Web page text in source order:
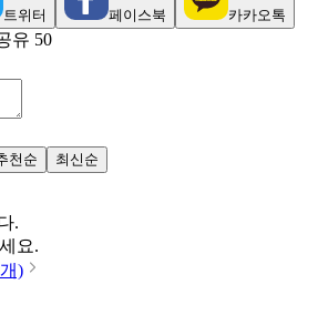
트위터 페이스북 카카오톡
유 50
천순 최신순
.
요.
개)